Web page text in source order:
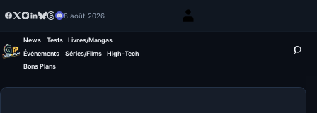
8 août 2026
News Tests
Livres/Mangas
Événements
Séries/Films
High-Tech
Bons Plans